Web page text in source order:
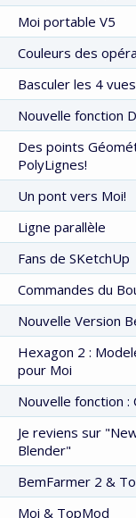
Moi portable V5
Couleurs des
Basculer les 4
Nouvelle fonction
Des points
PolyLignes!
Un pont vers Moi!
Ligne parallèle
Fans de SKetchUp
Commandes du
Nouvelle Version
Hexagon 2 :
pour Moi
Nouvelle fonction
Je reviens sur
Blender"
BemFarmer 2 &
Moi & TopMod